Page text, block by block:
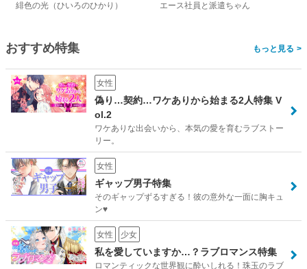
緋色の光（ひいろのひかり） エース社員と派遣ちゃん
おすすめ特集 >
女性
偽り…契約…ワケありから始まる2人特集 V
ol.2
ワケありな出会いから、本気の愛を育むラブストー
リー。
女性
ギャップ男子特集
そのギャップずるすぎる！彼の意外な一面に胸キュ
ン♥
女性 少女
私を愛していますか…？ラブロマンス特集
ロマンティックな世界観に酔いしれる！珠玉のラブ